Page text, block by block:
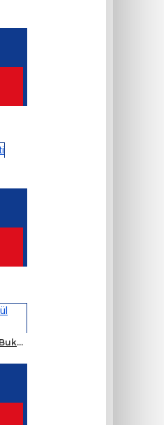
14'lü Beyaz Gül Buketi